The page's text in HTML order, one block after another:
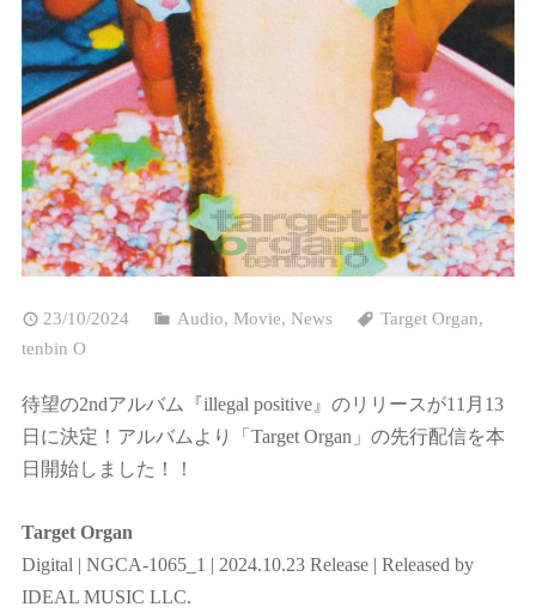
23/10/2024 Audio, Movie, News Target Organ,
tenbin O
待望の2ndアルバム『illegal positive』のリリースが11月13
日に決定！アルバムより「Target Organ」の先行配信を本
日開始しました！！
Target Organ
Digital | NGCA-1065_1 | 2024.10.23 Release | Released by
IDEAL MUSIC LLC.